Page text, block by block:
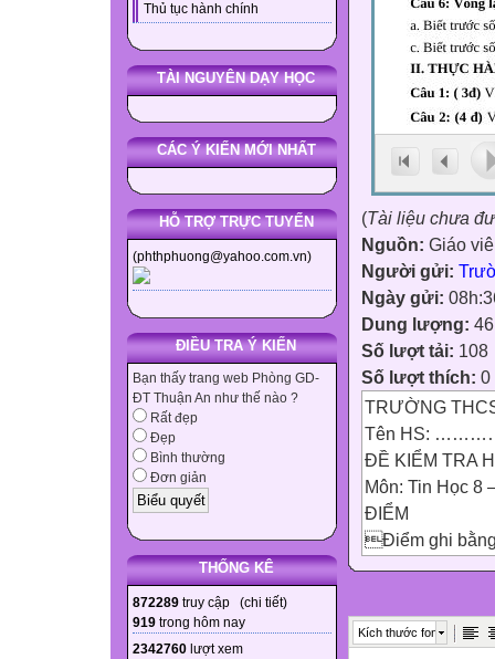
Thủ tục hành chính
TÀI NGUYÊN DẠY HỌC
CÁC Ý KIẾN MỚI NHẤT
HỖ TRỢ TRỰC TUYẾN
(phthphuong@yahoo.com.vn)
ĐIỀU TRA Ý KIẾN
Bạn thấy trang web Phòng GD-
ĐT Thuận An như thế nào ?
Rất đẹp
Đẹp
Bình thường
Đơn giản
THỐNG KÊ
872289 truy cập (chi tiết)
919 trong hôm nay
2342760 lượt xem
(Tài liệu chưa
Nguồn: Giáo
Người gửi:
Ngày gửi:
Dung lượng:
Số lượt tải: 108
Số lượt thích: 0
TRƯỜNG
Tên HS:
ĐỀ KIỂM TRA
Môn: Tin Học 8
ĐIỂM
Điểm ghi
Tên, chữ kí
Kích thước font